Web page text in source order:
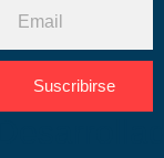
Suscribirse